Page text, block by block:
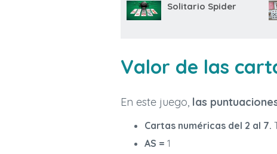
Solitario Spider
Valor de las
En este juego, las
Cartas numéricas del 2 al 7.
AS = 1